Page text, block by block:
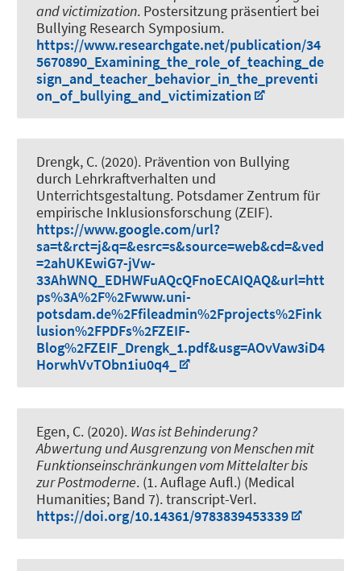
and victimization. Postersitzung präsentiert bei
Bullying Research Symposium.
https://www.researchgate.net/publication/34
5670890_Examining_the_role_of_teaching_de
sign_and_teacher_behavior_in_the_preventi
on_of_bullying_and_victimization
Drengk, C. (2020). Prävention von Bullying
durch Lehrkraftverhalten und
Unterrichtsgestaltung. Potsdamer Zentrum für
empirische Inklusionsforschung (ZEIF).
https://www.google.com/url?
sa=t&rct=j&q=&esrc=s&source=web&cd=&ved
=2ahUKEwiG7-jVw-
33AhWNQ_EDHWFuAQcQFnoECAIQAQ&url=htt
ps%3A%2F%2Fwww.uni-
potsdam.de%2Ffileadmin%2Fprojects%2Fink
lusion%2FPDFs%2FZEIF-
Blog%2FZEIF_Drengk_1.pdf&usg=AOvVaw3iD4
HorwhVvTObn1iu0q4_
Egen, C. (2020). Was ist Behinderung?
Abwertung und Ausgrenzung von Menschen mit
Funktionseinschränkungen vom Mittelalter bis
zur Postmoderne. (1. Auflage Aufl.) (Medical
Humanities; Band 7). transcript-Verl.
https://doi.org/10.14361/9783839453339